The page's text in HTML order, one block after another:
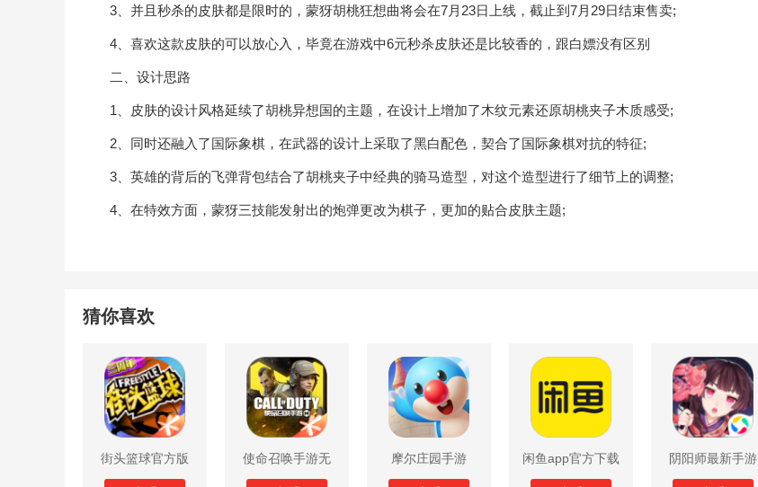
3、并且秒杀的皮肤都是限时的，蒙犽胡桃狂想曲将会在7月23日上线，截止到7月29日结束售卖;
4、喜欢这款皮肤的可以放心入，毕竟在游戏中6元秒杀皮肤还是比较香的，跟白嫖没有区别
二、设计思路
1、皮肤的设计风格延续了胡桃异想国的主题，在设计上增加了木纹元素还原胡桃夹子木质感受;
2、同时还融入了国际象棋，在武器的设计上采取了黑白配色，契合了国际象棋对抗的特征;
3、英雄的背后的飞弹背包结合了胡桃夹子中经典的骑马造型，对这个造型进行了细节上的调整;
4、在特效方面，蒙犽三技能发射出的炮弹更改为棋子，更加的贴合皮肤主题;
猜你喜欢
街头篮球官方版
使命召唤手游无
限子弹版
摩尔庄园手游 闲鱼app官方下载
阴阳师最新手游
版